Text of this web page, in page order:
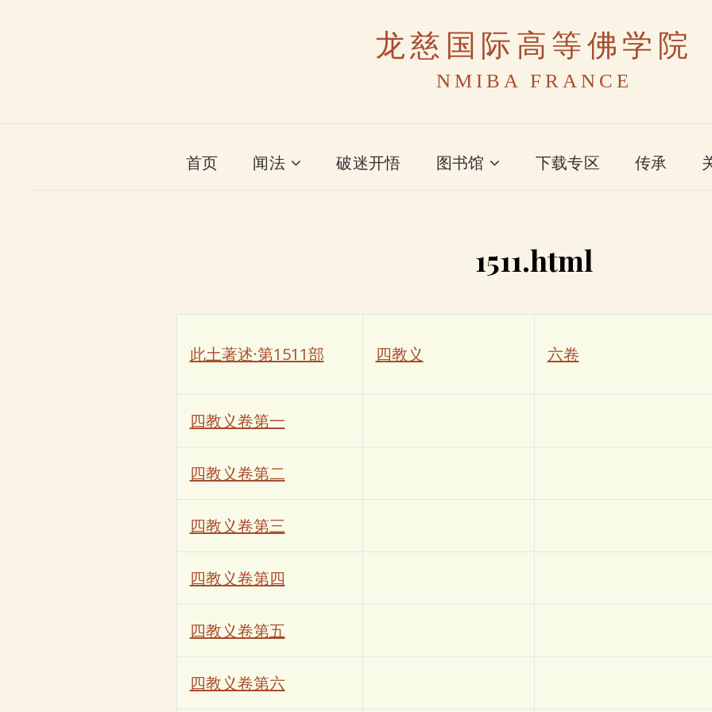
龙慈国际高等佛学院
NMIBA FRANCE
首页 闻法 破迷开悟 图书馆 下载专区 传承
1511.html
此土著述·第1511部 四教义 六卷
四教义卷第一
四教义卷第二
四教义卷第三
四教义卷第四
四教义卷第五
四教义卷第六